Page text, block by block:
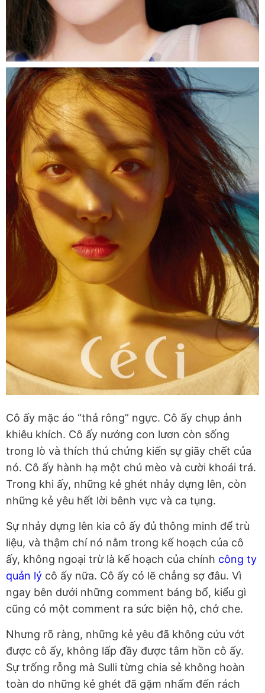
Cô ấy mặc áo “thả rông” ngực. Cô ấy chụp ảnh
khiêu khích. Cô ấy nướng con lươn còn sống
trong lò và thích thú chứng kiến sự giãy chết của
nó. Cô ấy hành hạ một chú mèo và cười khoái trá.
Trong khi ấy, những kẻ ghét nhảy dựng lên, còn
những kẻ yêu hết lời bênh vực và ca tụng.
Sự nhảy dựng lên kia cô ấy đủ thông minh để trù
liệu, và thậm chí nó nằm trong kế hoạch của cô
ấy, không ngoại trừ là kế hoạch của chính công ty
quản lý cô ấy nữa. Cô ấy có lẽ chẳng sợ đâu. Vì
ngay bên dưới những comment báng bổ, kiểu gì
cũng có một comment ra sức biện hộ, chở che.
Nhưng rõ ràng, những kẻ yêu đã không cứu vớt
được cô ấy, không lấp đầy được tâm hồn cô ấy.
Sự trống rỗng mà Sulli từng chia sẻ không hoàn
toàn do những kẻ ghét đã gặm nhấm đến rách